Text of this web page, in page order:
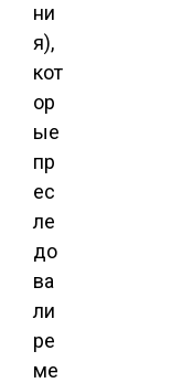
ни
я),
кот
ор
ые
пр
ес
ле
до
ва
ли
ре
ме